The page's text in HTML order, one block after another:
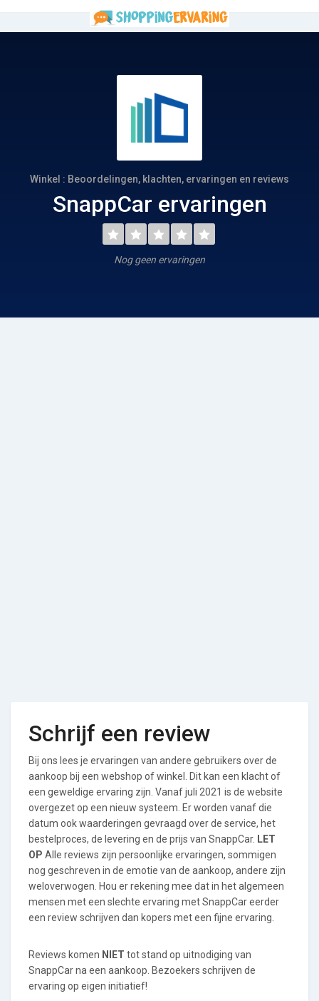
Winkel : Beoordelingen, klachten, ervaringen en reviews
SnappCar ervaringen
Nog geen ervaringen
Schrijf een review
Bij ons lees je ervaringen van andere gebruikers over de
aankoop bij een webshop of winkel. Dit kan een klacht of
een geweldige ervaring zijn. Vanaf juli 2021 is de website
overgezet op een nieuw systeem. Er worden vanaf die
datum ook waarderingen gevraagd over de service, het
bestelproces, de levering en de prijs van SnappCar. LET
OP Alle reviews zijn persoonlijke ervaringen, sommigen
nog geschreven in de emotie van de aankoop, andere zijn
weloverwogen. Hou er rekening mee dat in het algemeen
mensen met een slechte ervaring met SnappCar eerder
een review schrijven dan kopers met een fijne ervaring.
Reviews komen NIET tot stand op uitnodiging van
SnappCar na een aankoop. Bezoekers schrijven de
ervaring op eigen initiatief!